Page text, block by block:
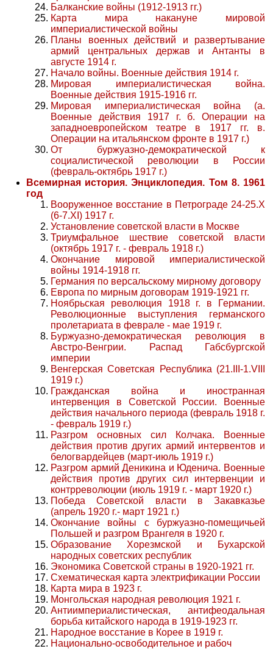
Балканские войны (1912-1913 гг.)
Карта мира накануне мировой
империалистической войны
Планы военных действий и развертывание
армий центральных держав и Антанты в
августе 1914 г.
Начало войны. Военные действия 1914 г.
Мировая империалистическая война.
Военные действия 1915-1916 гг.
Мировая империалистическая война (а.
Военные действия 1917 г. б. Операции на
западноевропейском театре в 1917 гг. в.
Операции на итальянском фронте в 1917 г.)
От буржуазно-демократической к
социалистической революции в России
(февраль-октябрь 1917 г.)
Всемирная история. Энциклопедия. Том 8. 1961
год
Вооруженное восстание в Петрограде 24-25.Х
(6-7.XI) 1917 г.
Установление советской власти в Москве
Триумфальное шествие советской власти
(октябрь 1917 г. - февраль 1918 г.)
Окончание мировой империалистической
войны 1914-1918 гг.
Германия по версальскому мирному договору
Европа по мирным договорам 1919-1921 гг.
Ноябрьская революция 1918 г. в Германии.
Революционные выступления германского
пролетариата в феврале - мае 1919 г.
Буржуазно-демократическая революция в
Австро-Венгрии. Распад Габсбургской
империи
Венгерская Советская Республика (21.III-1.VIII
1919 г.)
Гражданская война и иностранная
интервенция в Советской России. Военные
действия начального периода (февраль 1918 г.
- февраль 1919 г.)
Разгром основных сил Колчака. Военные
действия против других армий интервентов и
белогвардейцев (март-июль 1919 г.)
Разгром армий Деникина и Юденича. Военные
действия против других сил интервенции и
контрреволюции (июль 1919 г. - март 1920 г.)
Победа Советской власти в Закавказье
(апрель 1920 г.- март 1921 г.)
Окончание войны с буржуазно-помещичьей
Польшей и разгром Врангеля в 1920 г.
Образование Хорезмской и Бухарской
народных советских республик
Экономика Советской страны в 1920-1921 гг.
Схематическая карта электрификации России
Карта мира в 1923 г.
Монгольская народная революция 1921 г.
Антиимпериалистическая, антифеодальная
борьба китайского народа в 1919-1923 гг.
Народное восстание в Корее в 1919 г.
Национально-освободительное и рабоч